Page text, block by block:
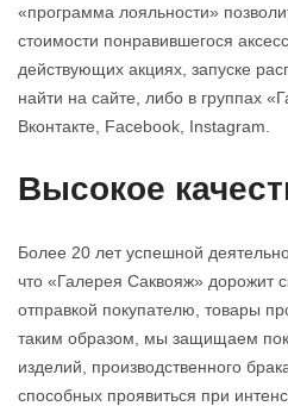
«программа лояльности»
стоимости понравившегося
действующих акциях, запуске
найти на сайте, либо в группах
Вконтакте, Facebook, Instagram.
Высокое
Более 20 лет успешной
что «Галерея Саквояж» дорожит
отправкой покупателю, товары
таким образом, мы защищаем
изделий, производственного
способных проявиться при